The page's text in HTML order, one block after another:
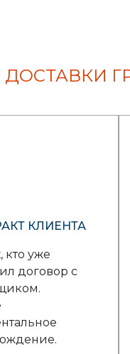
КЛИЕНТА
кто уже
договор с